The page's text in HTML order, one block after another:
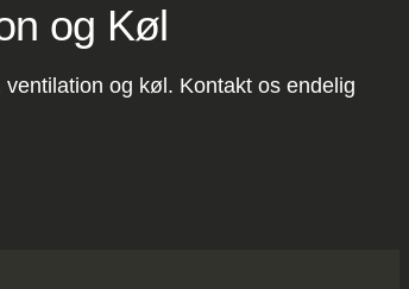
og Køl
og køl. Kontakt os endelig